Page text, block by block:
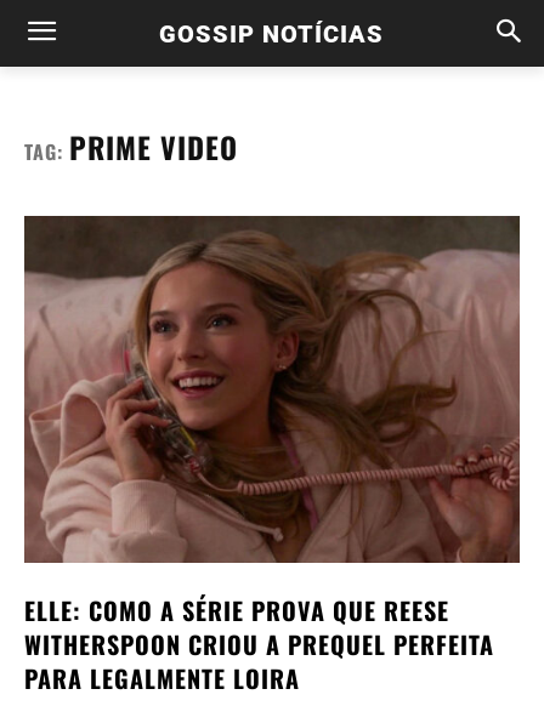
GOSSIP NOTÍCIAS
TAG: PRIME VIDEO
ELLE: COMO A SÉRIE PROVA QUE REESE
WITHERSPOON CRIOU A PREQUEL PERFEITA
PARA LEGALMENTE LOIRA